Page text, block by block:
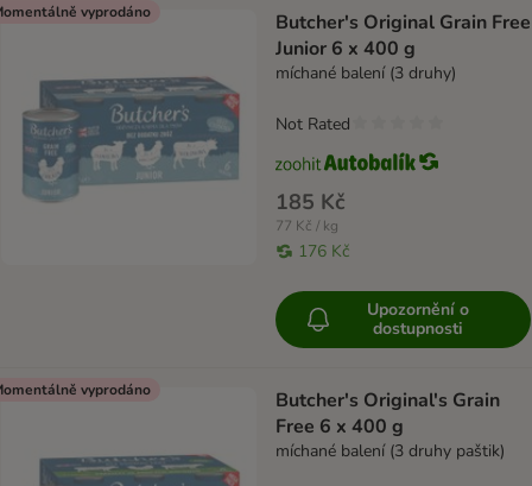
vyprodáno
Butcher's Original Grain Free
Junior 6 x 400 g
míchané balení (3 druhy)
185 Kč
77 Kč / kg
176 Kč
Not Rated
Upozornění o
dostupnosti
vyprodáno
Butcher's Original's Grain
Free 6 x 400 g
míchané balení (3 druhy paštik)